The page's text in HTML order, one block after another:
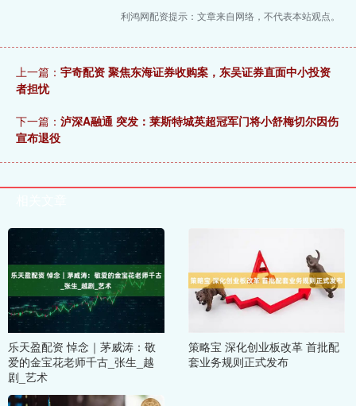
利鸿网配资提示：文章来自网络，不代表本站观点。
上一篇： 宇奇配资 聚焦东海证券收购案，东吴证券直面中小投资
者担忧
下一篇： 泸深A融通 突发：莱斯特城英超冠军门将小舒梅切尔因伤
宣布退役
乐天盈配资 悼念｜茅威涛：敬
爱的金宝花老师千古_张生_越
剧_艺术
策略宝 深化创业板改革 首批配
套业务规则正式发布